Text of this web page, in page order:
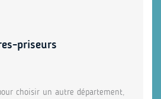
priseurs
choisir un autre département,